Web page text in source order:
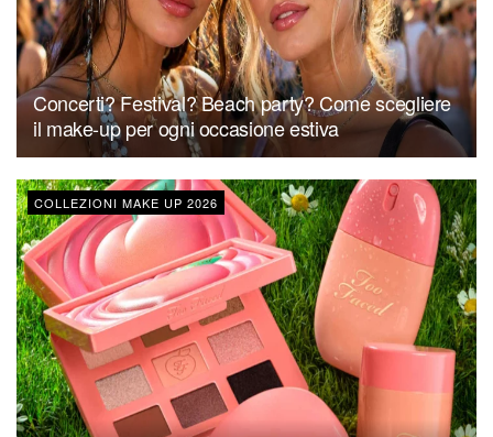
Concerti? Festival? Beach party? Come scegliere
il make-up per ogni occasione estiva
COLLEZIONI MAKE UP 2026